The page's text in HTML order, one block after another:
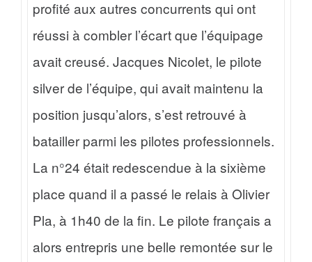
profité aux autres concurrents qui ont
réussi à combler l’écart que l’équipage
avait creusé. Jacques Nicolet, le pilote
silver de l’équipe, qui avait maintenu la
position jusqu’alors, s’est retrouvé à
batailler parmi les pilotes professionnels.
La n°24 était redescendue à la sixième
place quand il a passé le relais à Olivier
Pla, à 1h40 de la fin. Le pilote français a
alors entrepris une belle remontée sur le